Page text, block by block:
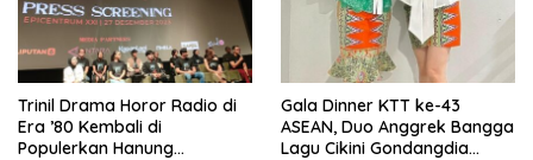
­Trinil Drama Horor Radio di
Era ’80 Kembali di
Populerkan Hanung
Gala Dinner KTT ke-43
ASEAN, Duo Anggrek Bangga
Lagu Cikini Gondangdia